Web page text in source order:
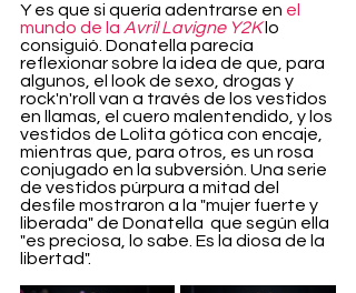
Y es que si quería adentrarse en el
mundo de la Avril Lavigne Y2K lo
consiguió. Donatella parecía
reflexionar sobre la idea de que, para
algunos, el look de sexo, drogas y
rock'n'roll van a través de los vestidos
en llamas, el cuero malentendido, y los
vestidos de Lolita gótica con encaje,
mientras que, para otros, es un rosa
conjugado en la subversión. Una serie
de vestidos púrpura a mitad del
desfile mostraron a la "mujer fuerte y
liberada" de Donatella  que según ella
"es preciosa, lo sabe. Es la diosa de la
libertad".